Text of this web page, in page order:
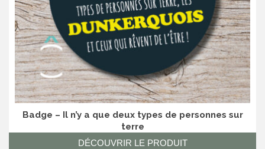
Badge – Il n’y a que deux types de personnes sur
terre
DÉCOUVRIR LE PRODUIT